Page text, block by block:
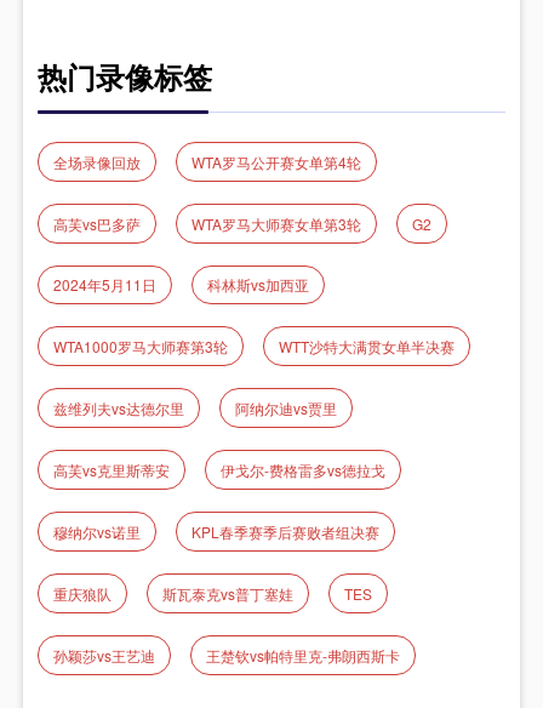
热门录像标签
全场录像回放 WTA罗马公开赛女单第4轮
高芙vs巴多萨 WTA罗马大师赛女单第3轮 G2
2024年5月11日 科林斯vs加西亚
WTA1000罗马大师赛第3轮 WTT沙特大满贯女单半决赛
兹维列夫vs达德尔里 阿纳尔迪vs贾里
高芙vs克里斯蒂安 伊戈尔-费格雷多vs德拉戈
穆纳尔vs诺里 KPL春季赛季后赛败者组决赛
重庆狼队 斯瓦泰克vs普丁塞娃 TES
孙颖莎vs王艺迪 王楚钦vs帕特里克-弗朗西斯卡